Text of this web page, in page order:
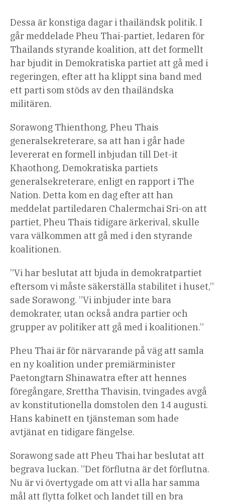
Dessa är konstiga dagar i thailändsk politik. I
går meddelade Pheu Thai-partiet, ledaren för
Thailands styrande koalition, att det formellt
har bjudit in Demokratiska partiet att gå med i
regeringen, efter att ha klippt sina band med
ett parti som stöds av den thailändska
militären.
Sorawong Thienthong, Pheu Thais
generalsekreterare, sa att han i går hade
levererat en formell inbjudan till Det-it
Khaothong, Demokratiska partiets
generalsekreterare, enligt en rapport i The
Nation. Detta kom en dag efter att han
meddelat partiledaren Chalermchai Sri-on att
partiet, Pheu Thais tidigare ärkerival, skulle
vara välkommen att gå med i den styrande
koalitionen.
”Vi har beslutat att bjuda in demokratpartiet
eftersom vi måste säkerställa stabilitet i huset,”
sade Sorawong. ”Vi inbjuder inte bara
demokrater, utan också andra partier och
grupper av politiker att gå med i koalitionen.”
Pheu Thai är för närvarande på väg att samla
en ny koalition under premiärminister
Paetongtarn Shinawatra efter att hennes
föregångare, Srettha Thavisin, tvingades avgå
av konstitutionella domstolen den 14 augusti.
Hans kabinett en tjänsteman som hade
avtjänat en tidigare fängelse.
Sorawong sade att Pheu Thai har beslutat att
begrava luckan. ”Det förflutna är det förflutna.
Nu är vi övertygade om att vi alla har samma
mål att flytta folket och landet till en bra